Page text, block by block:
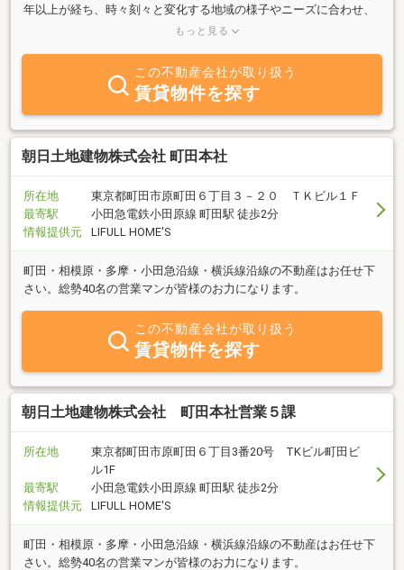
年以上が経ち、時々刻々と変化する地域の様子やニーズに合わせ、
お客様の最高の住まいを提供しております。ずっと暮らしているこ
ち、地域の発展へと寄与してまいります。
もっと見る
この不動産会社が取り扱う
賃貸物件を探す
朝日土地建物株式会社 町田本社
所在地
東京都町田市原町田６丁目３－２０ ＴＫビル１Ｆ
最寄駅
小田急電鉄小田原線 町田駅 徒歩2分
情報提供元
LIFULL HOME'S
町田・相模原・多摩・小田急沿線・横浜線沿線の不動産はお任せ下
さい。総勢40名の営業マンが皆様のお力になります。
この不動産会社が取り扱う
賃貸物件を探す
朝日土地建物株式会社 町田本社営業５課
所在地
東京都町田市原町田６丁目3番20号 TKビル町田ビ
ル1F
最寄駅
小田急電鉄小田原線 町田駅 徒歩2分
情報提供元
LIFULL HOME'S
町田・相模原・多摩・小田急沿線・横浜線沿線の不動産はお任せ下
さい。総勢40名の営業マンが皆様のお力になります。